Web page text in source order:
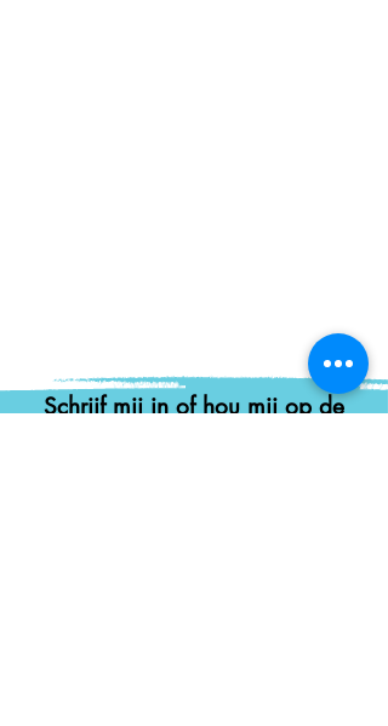
Schrijf mij in of hou mij op de